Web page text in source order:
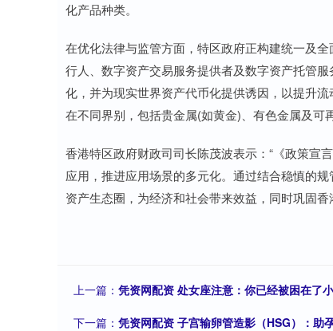
化产品种类。
在优化法律与监管方面，特区政府正构建统一及
行人、数字资产交易服务提供者及数字资产托管
化，并为现实世界资产代币化提供诱因，以提升
在不同界别，包括贵金属(如黄金)、有色金属及可
香港特区政府财政司司长陈茂波表示：“《政策宣
应用，推进应用场景的多元化。通过结合稳慎的
资产生态圈，为经济和社会带来效益，同时巩固
上一篇： 凭资网配资 处女座注意：你已经被困在了
下一篇： 凭资网配资 子宫输卵管造影（HSG）：助